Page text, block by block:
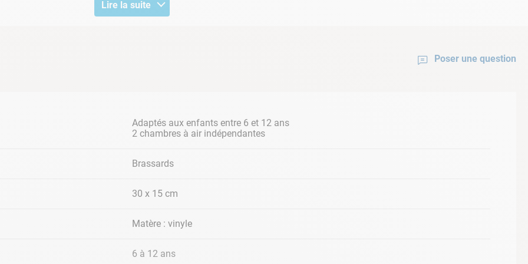
Lire la suite
Poser une question
Adaptés aux enfants entre 6 et 12 ans
2 chambres à air indépendantes
Brassards
30 x 15 cm
Matère : vinyle
6 à 12 ans